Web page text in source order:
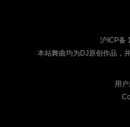
沪ICP备
本站舞曲均为DJ原创作品，
用